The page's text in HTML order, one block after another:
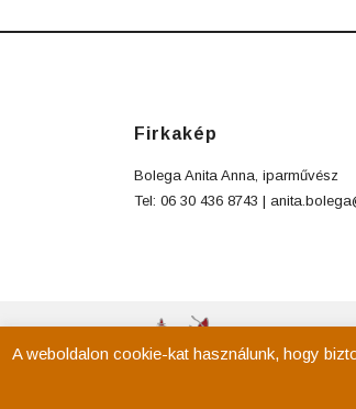
Firkakép
Bolega Anita Anna, iparművész
Tel: 06 30 436 8743 |
A weboldalon cookie-kat használunk, hogy